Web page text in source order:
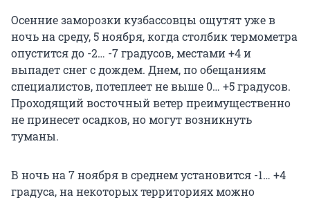
Осенние заморозки кузбассовцы ощутят уже в
ночь на среду, 5 ноября, когда столбик термометра
опустится до -2… -7 градусов, местами +4 и
выпадет снег с дождем. Днем, по обещаниям
специалистов, потеплеет не выше 0… +5 градусов.
Проходящий восточный ветер преимущественно
не принесет осадков, но могут возникнуть
туманы.
В ночь на 7 ноября в среднем установится -1… +4
градуса, на некоторых территориях можно